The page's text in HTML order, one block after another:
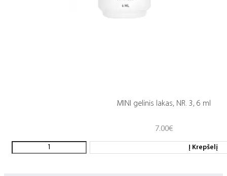
MINI gelinis lakas, NR. 3, 6 ml
7.00€
Į Krepšelį